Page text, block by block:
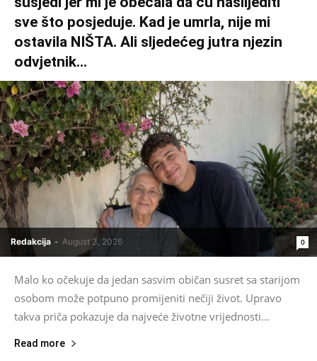
sve što posjeduje. Kad je umrla, nije mi
ostavila NIŠTA. Ali sljedećeg jutra njezin
odvjetnik...
Redakcija - August 3, 2026 0
Malo ko očekuje da jedan sasvim običan susret sa starijom
osobom može potpuno promijeniti nečiji život. Upravo
takva priča pokazuje da najveće životne vrijednosti...
Read more